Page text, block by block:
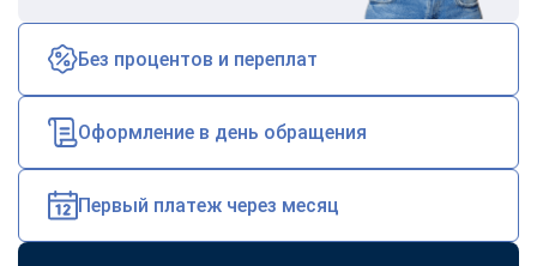
Без процентов и переплат
Оформление в день обращения
Первый платеж через месяц
Свяжитесь с нами через любой удобный мессенджер!
Vkontakte EMail